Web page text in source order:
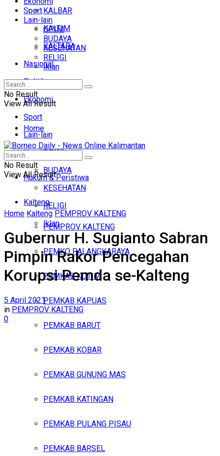
KALBAR
KALTIM
KALTARA
Nasional
Politik
Ekonomi
Sport
Lain-lain
OPINI
BUDAYA
KESEHATAN
RELIGI
Iklan
Minggu, Agustus 9, 2026
Sport
Lain-lain
OPINI
BUDAYA
KESEHATAN
RELIGI
Iklan
No Result
View All Result
Home
Headline
Hukum & Peristiwa
Kalteng
PEMPROV KALTENG
PEMKO PALANGKARAYA
PEMKAB KOTIM
PEMKAB KAPUAS
PEMKAB BARUT
PEMKAB KOBAR
PEMKAB GUNUNG MAS
PEMKAB KATINGAN
PEMKAB PULANG PISAU
PEMKAB BARSEL
No Result
View All Result
Home Kalteng PEMPROV KALTENG
Gubernur H. Sugianto Sabran
Pimpin Rakor Pencegahan
Korupsi Pemda se-Kalteng
5 April 2021
in PEMPROV KALTENG
0